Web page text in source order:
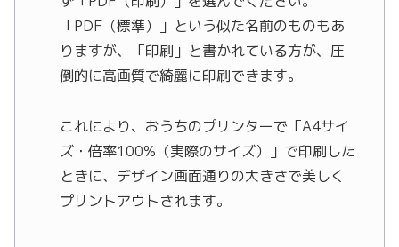
「PDF（標準）」という似た名前のものもあ
りますが、「印刷」と書かれている方が、圧
倒的に高画質で綺麗に印刷できます。
これにより、おうちのプリンターで「A4サイ
ズ・倍率100%（実際のサイズ）」で印刷した
ときに、デザイン画面通りの大きさで美しく
プリントアウトされます。